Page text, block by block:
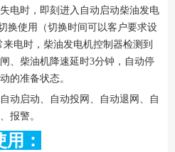
电时，即刻进入自动启动柴油发电
换使用（切换时间可以客户要求设
电时，柴油发电机控制器检测到
、柴油机降速延时3分钟，自动停
动的准备状态。
动启动、自动投网、自动退网、自
报警。
：